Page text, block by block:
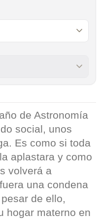
de Astronomía
social, unos
Es como si toda
aplastara y como
volverá a
una condena
de ello,
hogar materno en